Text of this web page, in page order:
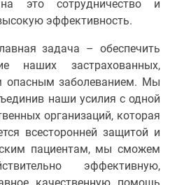
это сотрудничество и
эффективность.
задача – обеспечить
наших застрахованных,
опасным заболеванием. Мы
наши усилия с одной
организаций, которая
всесторонней защитой и
пациентам, мы сможем
эффективную,